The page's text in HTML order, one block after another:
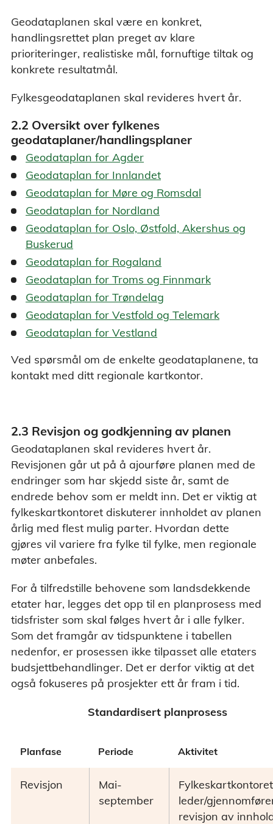
Geodataplanen skal være en konkret,
handlingsrettet plan preget av klare
prioriteringer, realistiske mål, fornuftige tiltak og
konkrete resultatmål.
Fylkesgeodataplanen skal revideres hvert år.
2.2 Oversikt over fylkenes
geodataplaner/handlingsplaner
Geodataplan for Agder
Geodataplan for Innlandet
Geodataplan for Møre og Romsdal
Geodataplan for Nordland
Geodataplan for Oslo, Østfold, Akershus og
Buskerud
Geodataplan for Rogaland
Geodataplan for Troms og Finnmark
Geodataplan for Trøndelag
Geodataplan for Vestfold og Telemark
Geodataplan for Vestland
Ved spørsmål om de enkelte geodataplanene, ta
kontakt med ditt regionale kartkontor.
2.3 Revisjon og godkjenning av planen
Geodataplanen skal revideres hvert år.
Revisjonen går ut på å ajourføre planen med de
endringer som har skjedd siste år, samt de
endrede behov som er meldt inn. Det er viktig at
fylkeskartkontoret diskuterer innholdet av planen
årlig med flest mulig parter. Hvordan dette
gjøres vil variere fra fylke til fylke, men regionale
møter anbefales.
For å tilfredstille behovene som landsdekkende
etater har, legges det opp til en planprosess med
tidsfrister som skal følges hvert år i alle fylker.
Som det framgår av tidspunktene i tabellen
nedenfor, er prosessen ikke tilpasset alle etaters
budsjettbehandlinger. Det er derfor viktig at det
også fokuseres på prosjekter ett år fram i tid.
Standardisert planprosess
Planfase Periode Aktivitet
Revisjon
Mai-
september
Fylkeskartkontoret
leder/
revisjon av